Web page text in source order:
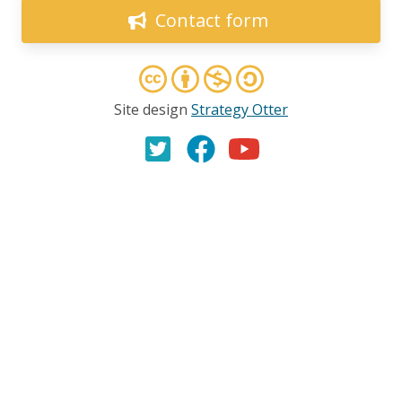
l’environnement
27.03.2025
AMI(E)S DE MINES ALERTE
Victoire citoyenne importante! La CPTAQ refuse à
Contact form
Site design Strategy Otter